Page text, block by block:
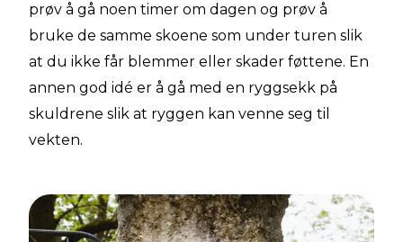
prøv å gå noen timer om dagen og prøv å
bruke de samme skoene som under turen slik
at du ikke får blemmer eller skader føttene. En
annen god idé er å gå med en ryggsekk på
skuldrene slik at ryggen kan venne seg til
vekten.